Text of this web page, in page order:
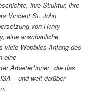
ihre Struktur, ihre
Vincent St. John
von Henry
eine anschauliche
viele Wobblies Anfang des
eine
Arbeiter*innen, die das
– und weit darüber